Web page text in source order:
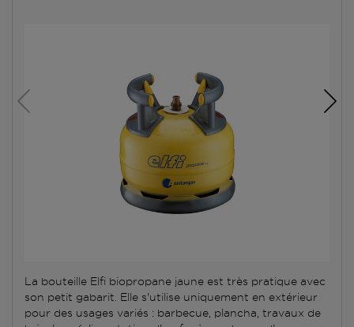
La bouteille Elfi biopropane jaune est très pratique avec
son petit gabarit. Elle s'utilise uniquement en extérieur
pour des usages variés : barbecue, plancha, travaux de